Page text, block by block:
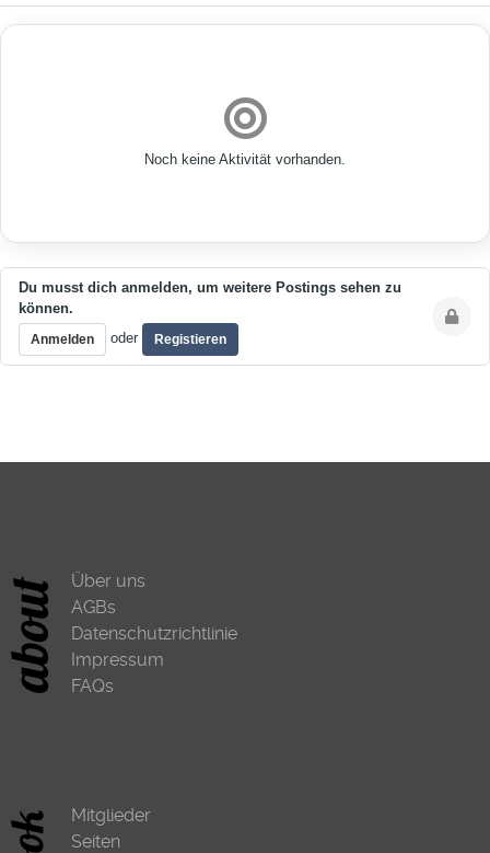
Noch keine Aktivität vorhanden.
Du musst dich anmelden, um weitere Postings sehen zu
können.
Anmelden oder Registieren
Über uns
AGBs
Datenschutzrichtlinie
Impressum
FAQs
Mitglieder
Seiten